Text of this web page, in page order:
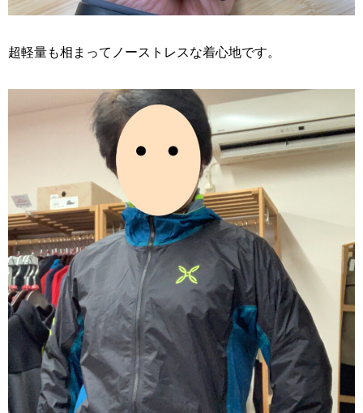
超軽量も相まってノーストレスな着心地です。